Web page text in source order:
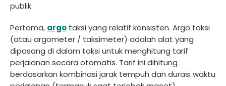
publik.
Pertama, argo taksi yang relatif konsisten. Argo taksi
(atau argometer / taksimeter) adalah alat yang
dipasang di dalam taksi untuk menghitung tarif
perjalanan secara otomatis. Tarif ini dihitung
berdasarkan kombinasi jarak tempuh dan durasi waktu